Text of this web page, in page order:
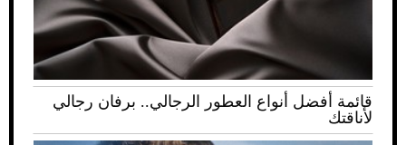
قائمة أفضل أنواع العطور الرجالي.. برفان رجالي
لأناقتك